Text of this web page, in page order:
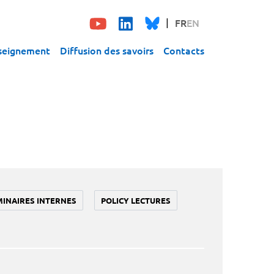
FREN
Diffusion des savoirs Contacts
INTERNES POLICY LECTURES